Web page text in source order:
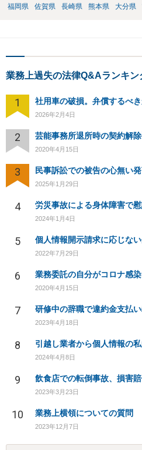
福岡県
佐賀県 長崎県 熊本県 大分県
業務上過失の法律Q&Aランキン
1 社用車の破損。弁償するべ
2026年2月4日
2 芸能事務所退所時の契約解
2020年4月15日
3 民事訴訟での被告の心無い
2025年1月29日
4
2024年1月4日
5 個人情報開示請求に応じな
2022年7月29日
6
2020年4月15日
7 研修中の辞職で違約金支払
2023年4月18日
8
2024年4月8日
9 飲食店での転倒事故、損害
2023年3月23日
10 業務上横領についての質問
2023年12月7日